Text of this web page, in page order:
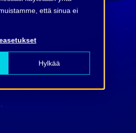
että sinua ei
Hylkää